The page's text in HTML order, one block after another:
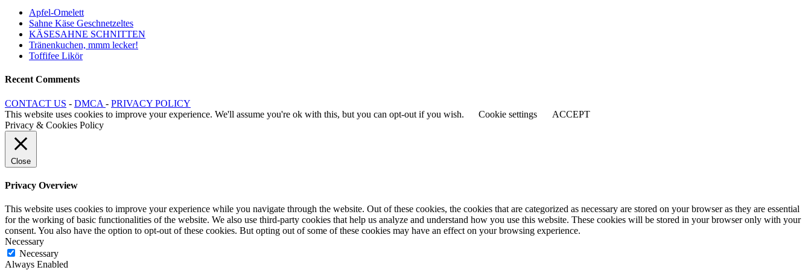
Apfel-Omelett
Sahne Käse Geschnetzeltes
KÄSESAHNE SCHNITTEN
Tränenkuchen, mmm lecker!
Toffifee Likör
Recent Comments
CONTACT US - DMCA - PRIVACY POLICY
This website uses cookies to improve your experience. We'll assume you're ok with this, but you can opt-out if you wish.
Cookie settings
ACCEPT
Privacy & Cookies Policy
Close
Privacy Overview
This website uses cookies to improve your experience while you navigate through the website. Out of these cookies, the cookies that are categorized as necessary are stored on your browser as they are essential
for the working of basic functionalities of the website. We also use third-party cookies that help us analyze and understand how you use this website. These cookies will be stored in your browser only with your
consent. You also have the option to opt-out of these cookies. But opting out of some of these cookies may have an effect on your browsing experience.
Necessary
Necessary
Always Enabled